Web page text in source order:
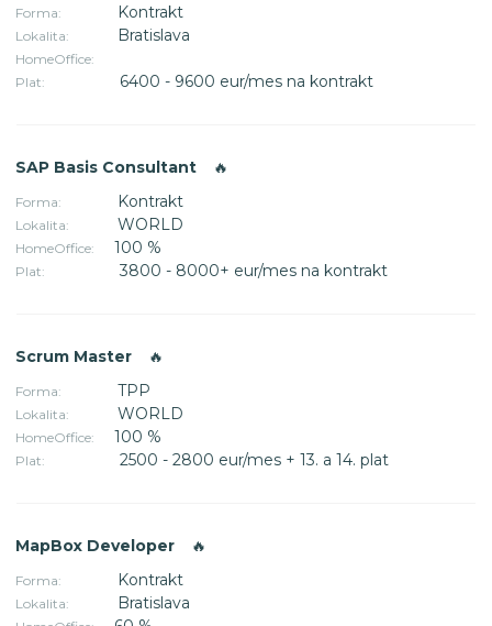
Forma: Kontrakt
Lokalita: Bratislava
HomeOffice:
Plat:
6400 - 9600 eur/mes na kontrakt
SAP Basis Consultant 🔥
Forma: Kontrakt
Lokalita: WORLD
HomeOffice: 100 %
Plat: 3800 - 8000+ eur/mes na kontrakt
Scrum Master 🔥
Forma: TPP
Lokalita: WORLD
HomeOffice: 100 %
Plat: 2500 - 2800 eur/mes + 13. a 14. plat
MapBox Developer 🔥
Forma: Kontrakt
Lokalita: Bratislava